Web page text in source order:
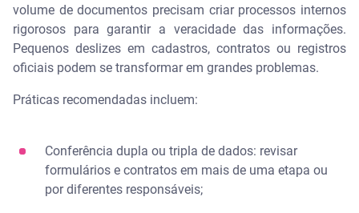
volume de documentos precisam criar processos internos
rigorosos para garantir a veracidade das informações.
Pequenos deslizes em cadastros, contratos ou registros
oficiais podem se transformar em grandes problemas.
Práticas recomendadas incluem:
Conferência dupla ou tripla de dados: revisar
formulários e contratos em mais de uma etapa ou
por diferentes responsáveis;